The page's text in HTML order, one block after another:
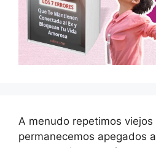
A menudo repetimos viejos
permanecemos apegados